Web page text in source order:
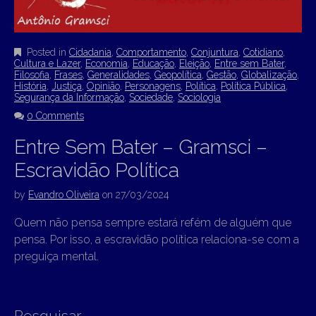
Posted in Cidadania Comportamento Conjuntura Cotidiano
Cultura e Lazer, Economia Educação Eleição Entre sem Bater,
Filosofia
Frases Generalidades Geopolítica Gestão Globalização
História
Justiça Opinião Personagens Política Política Pública
Segurança da Informação Sociedade Sociologia
0 Comments
Entre Sem Bater – Gramsci –
Escravidão Política
by Evandro Oliveira on 27/03/2024
Quem não pensa sempre estará refém de alguém que
pensa. Por isso, a escravidão política relaciona-se com a
preguiça mental.